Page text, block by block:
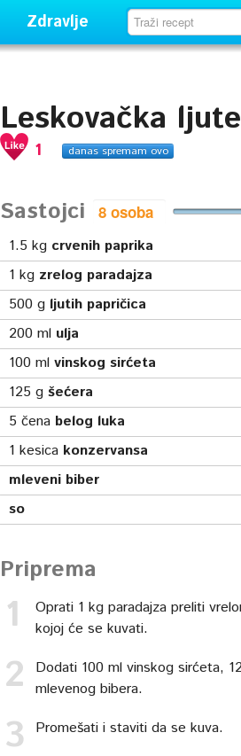
Zdravlje
Leskovačka
1 danas spremam ovo
Sastojci
1.5 kg crvenih paprika
1 kg zrelog paradajza
500 g ljutih papričica
200 ml ulja
100 ml vinskog sirćeta
125 g šećera
5 čena belog luka
1 kesica konzervansa
mleveni biber
so
Priprema
Oprati 1 kg paradajza preliti
kojoj će se kuvati.
Dodati 100 ml vinskog sirćeta,
mlevenog bibera.
Promešati i staviti da se kuva.